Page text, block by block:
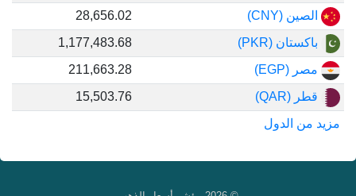
الصين (CNY)
28,656.02
باكستان (PKR)
1,177,483.68
مصر (EGP)
211,663.28
قطر (QAR)
15,503.76
مزيد من الدول